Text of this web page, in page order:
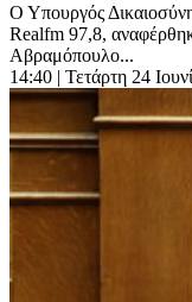
Ο Υπουργός
Realfm 97,8,
Αβραμόπουλο...
14:40 | Τετάρτη 24